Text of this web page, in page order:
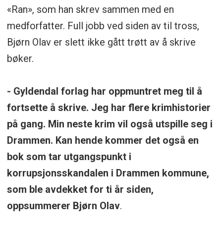
«Ran», som han skrev sammen med en
medforfatter. Full jobb ved siden av til tross,
Bjørn Olav er slett ikke gått trøtt av å skrive
bøker.
- Gyldendal forlag har oppmuntret meg til å
fortsette å skrive. Jeg har flere krimhistorier
på gang. Min neste krim vil også utspille seg i
Drammen. Kan hende kommer det også en
bok som tar utgangspunkt i
korrupsjonsskandalen i Drammen kommune,
som ble avdekket for ti år siden,
oppsummerer Bjørn Olav.